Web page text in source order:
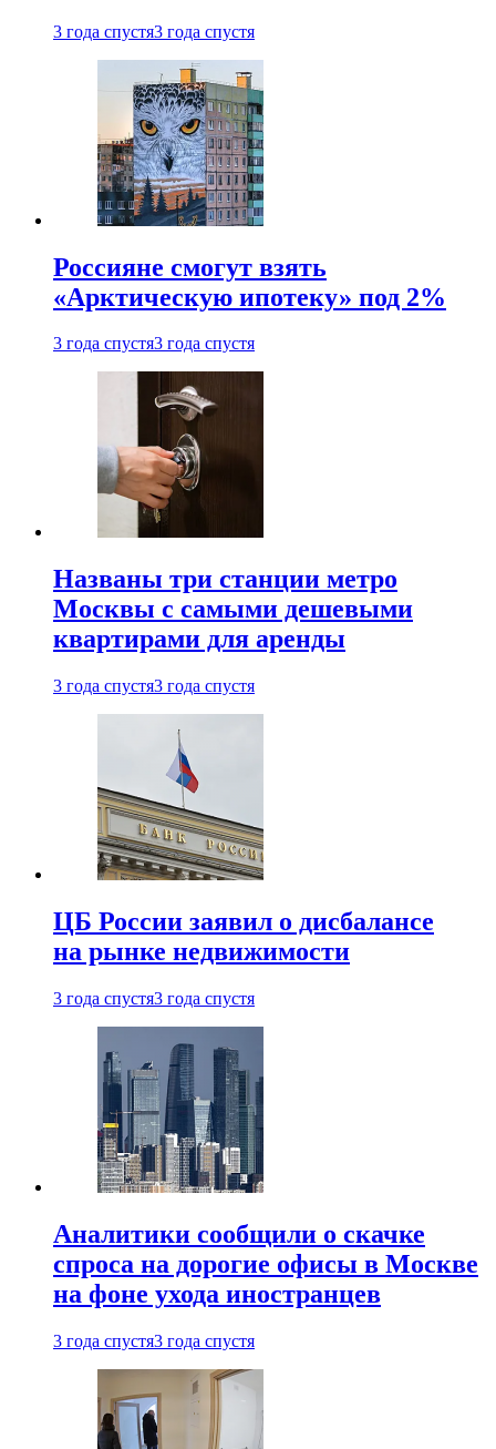
3 года спустя3 года спустя
Россияне смогут взять
«Арктическую ипотеку» под 2%
3 года спустя3 года спустя
Названы три станции метро
Москвы с самыми дешевыми
квартирами для аренды
3 года спустя3 года спустя
ЦБ России заявил о дисбалансе
на рынке недвижимости
3 года спустя3 года спустя
Аналитики сообщили о скачке
спроса на дорогие офисы в Москве
на фоне ухода иностранцев
3 года спустя3 года спустя